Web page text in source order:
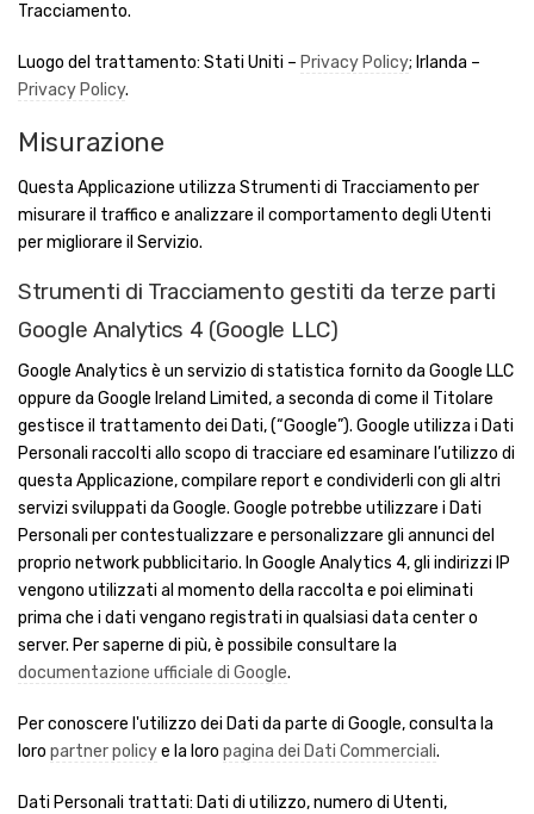
Tracciamento.
Luogo del trattamento: Stati Uniti – Privacy Policy; Irlanda –
Privacy Policy.
Misurazione
Questa Applicazione utilizza Strumenti di Tracciamento per
misurare il traffico e analizzare il comportamento degli Utenti
per migliorare il Servizio.
Strumenti di Tracciamento gestiti da terze parti
Google Analytics 4 (Google LLC)
Google Analytics è un servizio di statistica fornito da Google LLC
oppure da Google Ireland Limited, a seconda di come il Titolare
gestisce il trattamento dei Dati, (“Google”). Google utilizza i Dati
Personali raccolti allo scopo di tracciare ed esaminare l’utilizzo di
questa Applicazione, compilare report e condividerli con gli altri
servizi sviluppati da Google. Google potrebbe utilizzare i Dati
Personali per contestualizzare e personalizzare gli annunci del
proprio network pubblicitario. In Google Analytics 4, gli indirizzi IP
vengono utilizzati al momento della raccolta e poi eliminati
prima che i dati vengano registrati in qualsiasi data center o
server. Per saperne di più, è possibile consultare la
documentazione ufficiale di Google.
Per conoscere l'utilizzo dei Dati da parte di Google, consulta la
loro partner policye la loro pagina dei Dati Commerciali.
Dati Personali trattati: Dati di utilizzo, numero di Utenti,